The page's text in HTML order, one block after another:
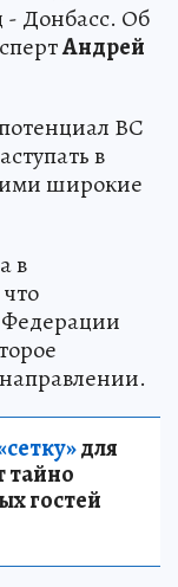
- Донбасс. Об
Андрей
ВС
в
широкие
в
для
тайно
гостей